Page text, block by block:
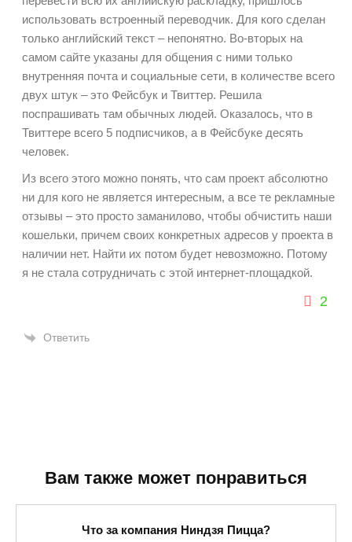
использовать встроенный переводчик. Для кого сделан
только английский текст – непонятно. Во-вторых на
самом сайте указаны для общения с ними только
внутренняя почта и социальные сети, в количестве всего
двух штук – это Фейсбук и Твиттер. Решила
поспрашивать там обычных людей. Оказалось, что в
Твиттере всего 5 подписчиков, а в Фейсбуке десять
человек.
Из всего этого можно понять, что сам проект абсолютно
ни для кого не является интересным, а все те рекламные
отзывы – это просто заманилово, чтобы обчистить наши
кошельки, причем своих конкретных адресов у проекта в
наличии нет. Найти их потом будет невозможно. Потому
я не стала сотрудничать с этой интернет-площадкой.
2
Ответить
Вам также может понравиться
Что за компания Ниндзя Пицца?